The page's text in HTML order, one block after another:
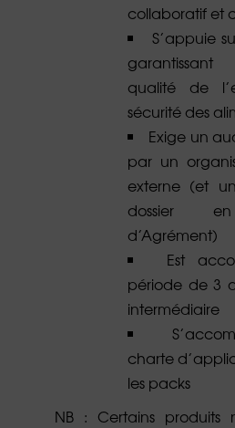
collaboratif et
S’appuie
qualité de
sécurité des
Exige un
par un
externe (et
dossier en
d’Agrément)
Est
période de 3
intermédiaire
charte
les packs
NB : Certains produits